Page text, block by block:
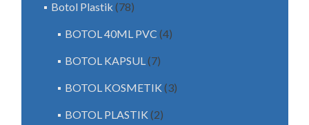
Botol Plastik (78)
BOTOL 40ML PVC (4)
BOTOL KAPSUL(7)
BOTOL KOSMETIK (3)
BOTOL PLASTIK (2)